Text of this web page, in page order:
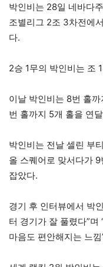
박인비는 28일 네바다
조별리그 2조 3차전에
다.
2승 1무의 박인비는 조
이날 박인비는 8번 홀
번 홀까지 5개 홀을 연
박인비는 전날 셀린 부
올 스퀘어로 맞서다가
잡았다.
경기 후 인터뷰에서 박
터 경기가 잘 풀렸다”며
마음도 편안해지는 느